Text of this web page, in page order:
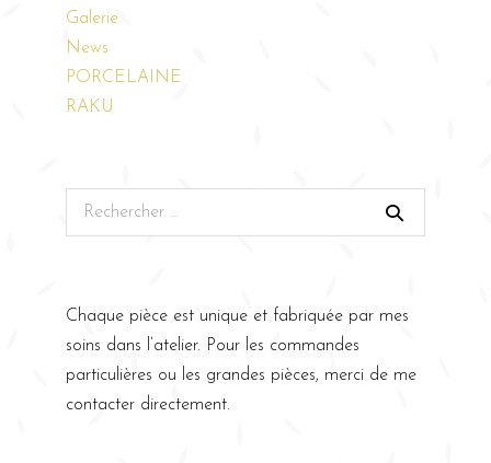
Galerie
News
PORCELAINE
RAKU
Chaque pièce est unique et fabriquée par mes
soins dans l’atelier. Pour les commandes
particulières ou les grandes pièces, merci de me
contacter directement.